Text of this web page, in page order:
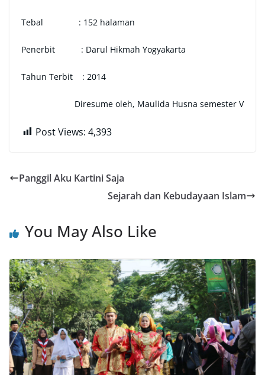
Tebal : 152 halaman
Penerbit : Darul Hikmah Yogyakarta
Tahun Terbit : 2014
Diresume oleh, Maulida Husna semester V
Post Views: 4,393
Panggil Aku Kartini Saja
Sejarah dan Kebudayaan Islam
You May Also Like